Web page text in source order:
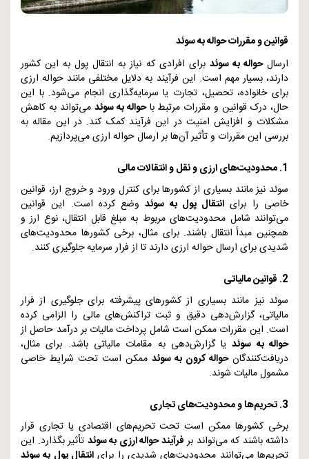
قوانین و مقررات حواله به سوئد
ارسالحواله به سوئد برای افرادی که نیاز به انتقال پول به این کشور
دارند، بسیار مهم است. این فرآیند به دلایل مختلفی مانند حواله ارزی
برای خانواده، تحصیل، تجارت یا سرمایه‌گذاری انجام می‌شود. با این
حال، درک قوانین و مقررات مرتبط باحواله به سوئد می‌تواند به کاهش
مشکلات و افزایش امنیت در این فرآیند کمک کند. در این مقاله به
بررسی این مقررات و تأثیر آن‌ها بر ارسال حواله ارزی می‌پردازیم.
1. محدودیت‌های ارزی و نقل و انتقالات مالی
سوئد نیز مانند بسیاری از کشورها برای کنترل ورود و خروج ارز، قوانین
خاصی را برای انتقال پول به سوئدوضع کرده است. این قوانین
می‌توانند شامل محدودیت‌های مربوط به مبلغ قابل انتقال، نوع ارز و
همچنین مبدأ انتقال باشند. برای مثال، برخی کشورها محدودیت‌های
شدیدی برای ارسال حواله ارزی دارند تا از فرار سرمایه جلوگیری کنند.
2. قوانین مالیاتی
سوئد نیز مانند بسیاری از کشورهای پیشرفته برای جلوگیری از فرار
مالیاتی، گزارش‌دهی دقیق و ثبت تراکنش‌های مالی را الزامی کرده
است. این مقررات ممکن است شامل پرداخت مالیات بر درآمد حاصل از
حواله به سوئدیا گزارش‌دهی به مقامات مالیاتی باشد. برای مثال،
دریافت‌کنندگانحواله کرون به سوئد ممکن است تحت شرایط خاصی
مشمول مالیات شوند.
3. تحریم‌ها و محدودیت‌های تجاری
برخی کشورها ممکن است تحت تحریم‌های اقتصادی یا تجاری قرار
داشته باشند که می‌تواند برفرآیند حواله ارزی به سوئد تأثیر بگذارد. این
تحریم‌ها می‌توانند محدودیت‌های شدیدی را برای انتقال پول به سوئد